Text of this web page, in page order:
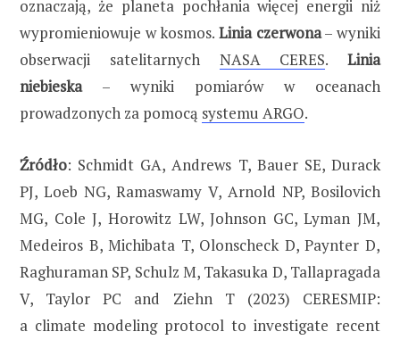
oznaczają, że planeta pochłania więcej energii niż
wypromieniowuje w kosmos. Linia czerwona– wyniki
obserwacji satelitarnych NASA CERES. Linia
niebieska– wyniki pomiarów w oceanach
prowadzonych za pomocą systemu ARGO.
Źródło: Schmidt GA, Andrews T, Bauer SE, Durack
PJ, Loeb NG, Ramaswamy V, Arnold NP, Bosilovich
MG, Cole J, Horowitz LW, Johnson GC, Lyman JM,
Medeiros B, Michibata T, Olonscheck D, Paynter D,
Raghuraman SP, Schulz M, Takasuka D, Tallapragada
V, Taylor PC and Ziehn T (2023) CERESMIP:
a climate modeling protocol to investigate recent